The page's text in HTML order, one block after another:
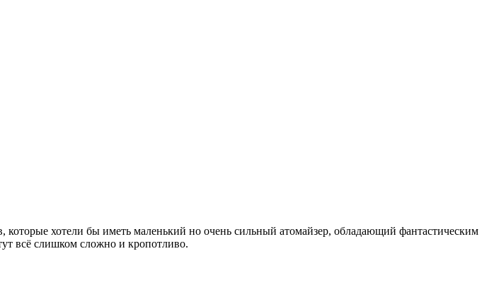
хотели бы иметь маленький но очень сильный атомайзер, обладающий фантастическим
всё слишком сложно и кропотливо.